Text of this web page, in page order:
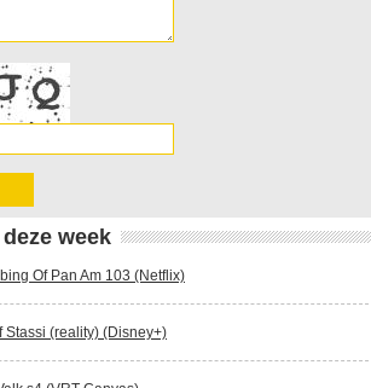
week
Of Pan Am 103 (Netflix)
Stassi (reality) (Disney+)